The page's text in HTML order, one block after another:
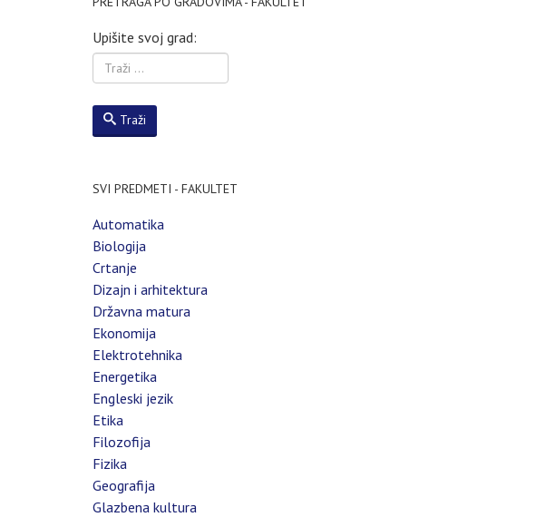
Upišite svoj grad:
Traži
SVI PREDMETI - FAKULTET
Automatika
Biologija
Crtanje
Dizajn i arhitektura
Državna matura
Ekonomija
Elektrotehnika
Energetika
Engleski jezik
Etika
Filozofija
Fizika
Geografija
Glazbena kultura